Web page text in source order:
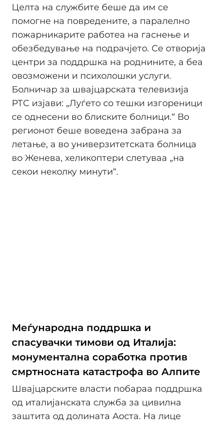
Целта на службите беше да им се
помогне на повредените, а паралелно
пожарникарите работеа на гаснење и
обезбедување на подрачјето. Се отворија
центри за поддршка на роднините, а беа
овозможени и психолошки услуги.
Болничар за швајцарската телевизија
РТС изјави: „Луѓето со тешки изгореници
се однесени во блиските болници.“ Во
регионот беше воведена забрана за
летање, а во универзитетската болница
во Женева, хеликоптери слетуваа „на
секои неколку минути“.
Меѓународна поддршка и
спасувачки тимови од Италија:
монументална соработка против
смртносната катастрофа во Алпите
Швајцарските власти побараа поддршка
од италијанската служба за цивилна
заштита од долината Аоста. На лице